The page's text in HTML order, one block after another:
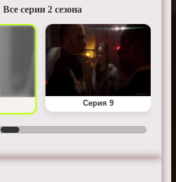
Все серии 2 сезона
Серия 9